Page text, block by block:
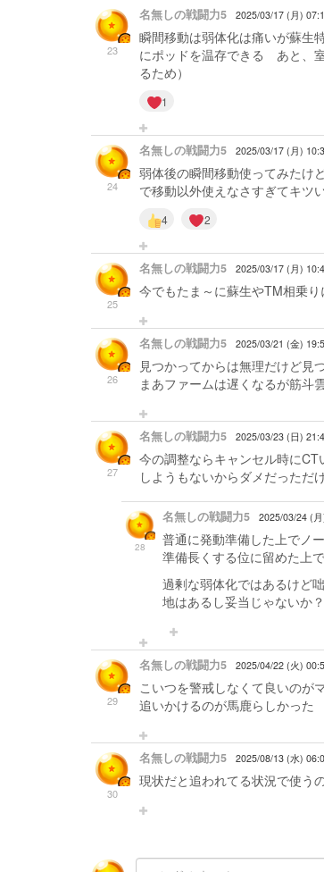
23
名無しの戦闘力5 2025/03/17 (月)
瞬間移動は弱体化は痛いが蘇生
にポッドを温存できる あと、
るため）
1
24
名無しの戦闘力5 2025/03/17 (月)
弱体後の瞬間移動使ってみたけ
で移動以外使えなさすぎてキツ
4 2
25
名無しの戦闘力5 2025/03/17 (月)
今でもたま～に蘇生やTM相乗
26
名無しの戦闘力5 2025/03/21 (金)
見つかってからは無理だけど見
まあファームは遅くなるが筋斗
27
名無しの戦闘力5 2025/03/23 (日)
今の調整ならキャンセル時に
しようもないからダメだっただ
28
名無しの戦闘力5 2025/03/24 (
普通に発動準備した上でノ
準備長くする位に留めた上
過剰な弱体化ではあるけど
地はあるし妥当じゃないか？
29
名無しの戦闘力5 2025/04/22 (火)
こいつを警戒しなくて良いの
追いかけるのが馬鹿らしかった
30
名無しの戦闘力5 2025/08/13 (水)
現状だと追われてる状況で使う